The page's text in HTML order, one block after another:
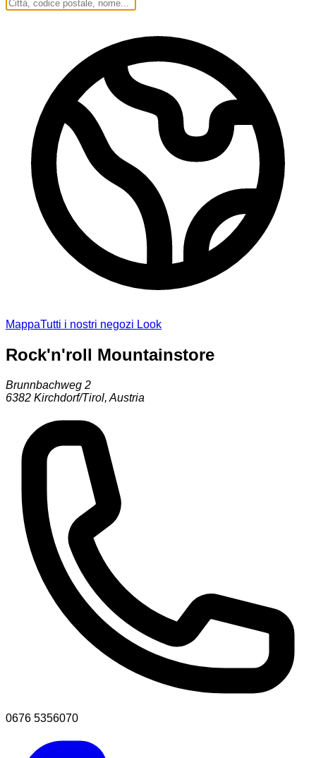
MappaTutti i nostri negozi Look
Rock'n'roll Mountainstore
Brunnbachweg 2
6382 Kirchdorf/Tirol, Austria
0676 5356070